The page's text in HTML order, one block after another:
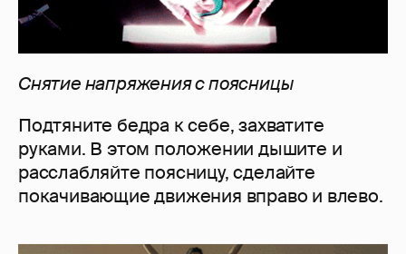
Снятие напряжения с поясницы
Подтяните бедра к себе, захватите
руками. В этом положении дышите и
расслабляйте поясницу, сделайте
покачивающие движения вправо и влево.